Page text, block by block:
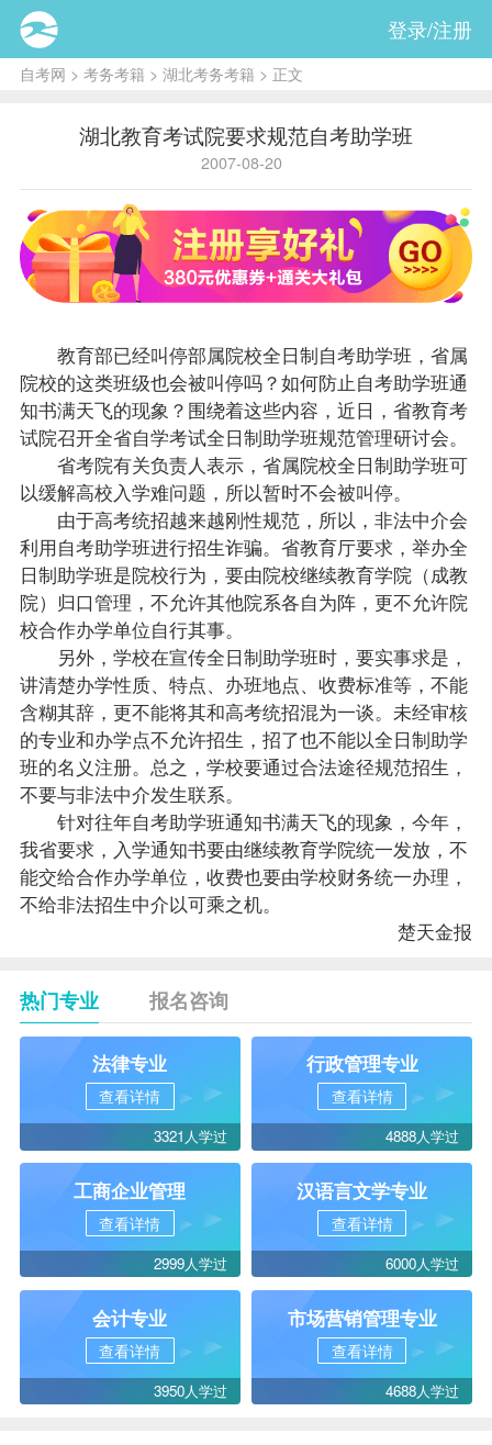
登录/注册
自考网 > 考务考籍 > 湖北考务考籍 > 正文
湖北教育考试院要求规范自考助学班
2007-08-20
教育部已经叫停部属院校全日制自考助学班，省属
院校的这类班级也会被叫停吗？如何防止自考助学班通
知书满天飞的现象？围绕着这些内容，近日，省教育考
试院召开全省自学考试全日制助学班规范管理研讨会。
省考院有关负责人表示，省属院校全日制助学班可
以缓解高校入学难问题，所以暂时不会被叫停。
由于高考统招越来越刚性规范，所以，非法中介会
利用自考助学班进行招生诈骗。省教育厅要求，举办全
日制助学班是院校行为，要由院校继续教育学院（成教
院）归口管理，不允许其他院系各自为阵，更不允许院
校合作办学单位自行其事。
另外，学校在宣传全日制助学班时，要实事求是，
讲清楚办学性质、特点、办班地点、收费标准等，不能
含糊其辞，更不能将其和高考统招混为一谈。未经审核
的专业和办学点不允许招生，招了也不能以全日制助学
班的名义注册。总之，学校要通过合法途径规范招生，
不要与非法中介发生联系。
针对往年自考助学班通知书满天飞的现象，今年，
我省要求，入学通知书要由继续教育学院统一发放，不
能交给合作办学单位，收费也要由学校财务统一办理，
不给非法招生中介以可乘之机。
楚天金报
热门专业 报名咨询
法律专业
查看详情
3321人学过
行政管理专业
查看详情
4888人学过
工商企业管理
查看详情
2999人学过
汉语言文学专业
查看详情
6000人学过
会计专业
查看详情
3950人学过
市场营销管理专业
查看详情
4688人学过